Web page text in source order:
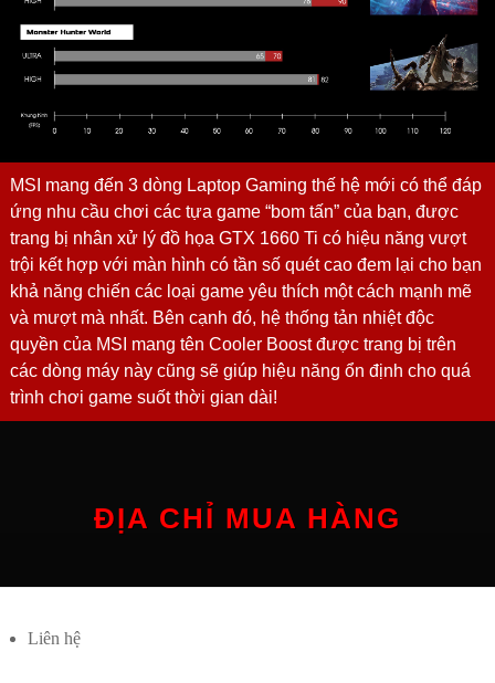
MSI mang đến 3 dòng Laptop Gaming thế hệ mới có thể đáp
ứng nhu cầu chơi các tựa game “bom tấn” của bạn, được
trang bị nhân xử lý đồ họa GTX 1660 Ti có hiệu năng vượt
trội kết hợp với màn hình có tần số quét cao đem lại cho bạn
khả năng chiến các loại game yêu thích một cách mạnh mẽ
và mượt mà nhất. Bên cạnh đó, hệ thống tản nhiệt độc
quyền của MSI mang tên Cooler Boost được trang bị trên
các dòng máy này cũng sẽ giúp hiệu năng ổn định cho quá
trình chơi game suốt thời gian dài!
ĐỊA CHỈ MUA HÀNG
Liên hệ